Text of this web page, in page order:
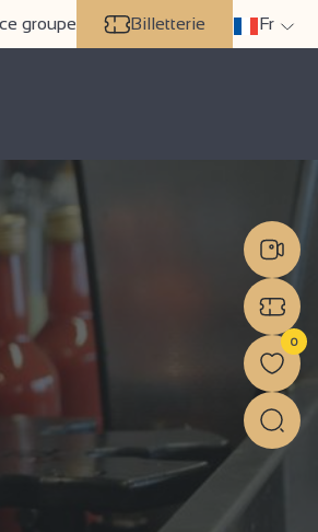
groupe Billetterie Fr
0